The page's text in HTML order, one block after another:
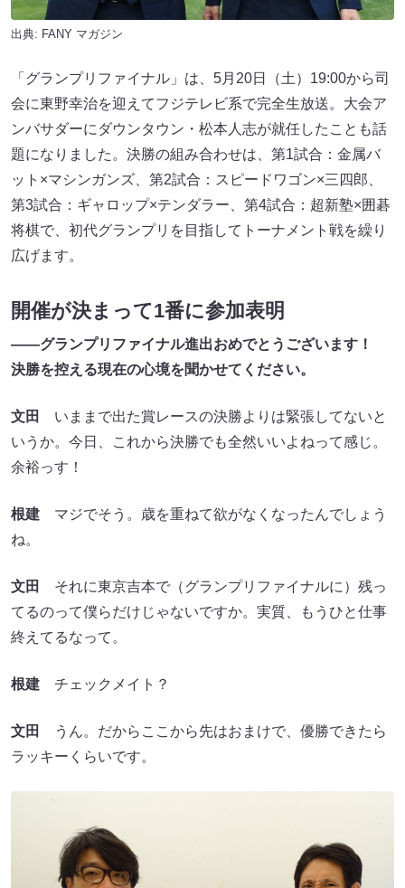
出典: FANY マガジン
「グランプリファイナル」は、5月20日（土）19:00から司
会に東野幸治を迎えてフジテレビ系で完全生放送。大会ア
ンバサダーにダウンタウン・松本人志が就任したことも話
題になりました。決勝の組み合わせは、第1試合：金属バ
ット×マシンガンズ、第2試合：スピードワゴン×三四郎、
第3試合：ギャロップ×テンダラー、第4試合：超新塾×囲碁
将棋で、初代グランプリを目指してトーナメント戦を繰り
広げます。
開催が決まって1番に参加表明
――グランプリファイナル進出おめでとうございます！
決勝を控える現在の心境を聞かせてください。
文田
いままで出た賞レースの決勝よりは緊張してないと
いうか。今日、これから決勝でも全然いいよねって感じ。
余裕っす！
根建 マジでそう。歳を重ねて欲がなくなったんでしょう
ね。
文田
それに東京吉本で（グランプリファイナルに）残っ
てるのって僕らだけじゃないですか。実質、もうひと仕事
終えてるなって。
根建 チェックメイト？
文田
うん。だからここから先はおまけで、優勝できたら
ラッキーくらいです。